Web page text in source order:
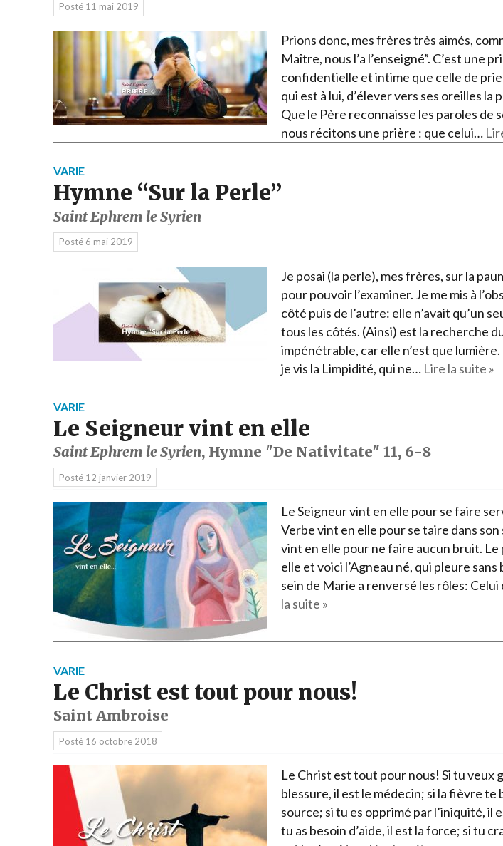
Posté 11 mai 2019
Prions donc, mes frères très aimés,
Maître, nous l’a l’enseigné”. C’est une
confidentielle et intime que celle de
qui est à lui, d’élever vers ses oreilles la
Que le Père reconnaisse les paroles de
nous récitons une prière : que celui…
VARIE
Hymne “Sur la Perle”
Saint Ephrem le Syrien
Posté 6 mai 2019
Je posai (la perle), mes frères, sur la
pour pouvoir l’examiner. Je me mis à
côté puis de l’autre: elle n’avait qu’un
tous les côtés. (Ainsi) est la recherche
impénétrable, car elle n’est que
je vis la Limpidité, qui ne… Lire la suite »
VARIE
Le Seigneur vint en elle
Saint Ephrem le Syrien, Hymne "De Nativitate" 11, 6-8
Posté 12 janvier 2019
Le Seigneur vint en elle pour se faire
Verbe vint en elle pour se taire dans
vint en elle pour ne faire aucun bruit.
elle et voici l’Agneau né, qui pleure sans
sein de Marie a renversé les rôles:
la suite »
VARIE
Le Christ est tout pour nous!
Saint Ambroise
Posté 16 octobre 2018
Le Christ est tout pour nous! Si tu veux
blessure, il est le médecin; si la fièvre te
source; si tu es opprimé par l’iniquité, il
tu as besoin d’aide, il est la force; si tu